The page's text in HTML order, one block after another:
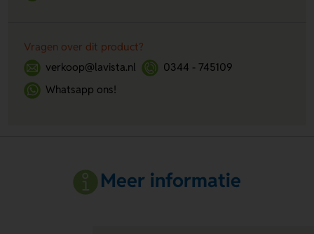
Vragen over dit product?
verkoop@lavista.nl
0344 - 745109
Whatsapp ons!
Meer informatie